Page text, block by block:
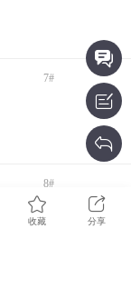
7#
8#
收藏 分享